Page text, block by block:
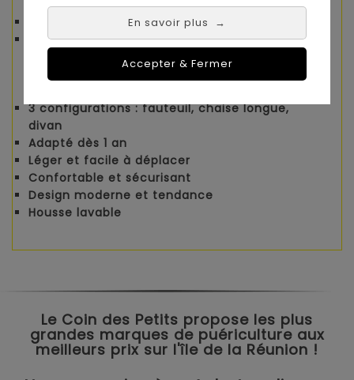
En savoir plus →
Accepter & Fermer
Housse amovible et lavable
Entretien simple pour un usage quotidien sans
Pourquoi vous allez l’adorer
3 configurations : fauteuil, chaise longue,
divan
Adapté dès 1 an
Léger et facile à déplacer
Confortable et sécurisant
Design moderne et tendance
Housse lavable
Le Coin des Petits propose les plus
grandes marques de puériculture aux
meilleurs prix sur l'île de la Réunion !